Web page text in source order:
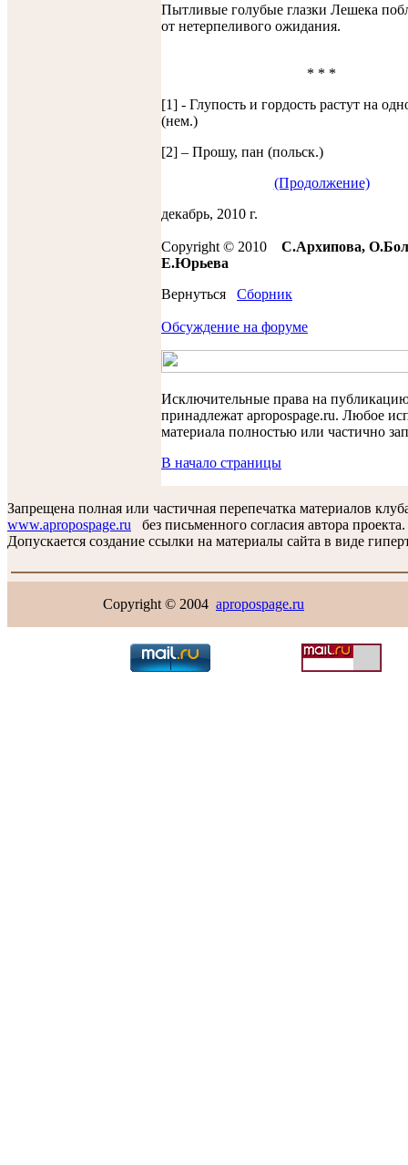
Пытливые голубые глазки Лешека
от нетерпеливого ожидания.
* * *
[1] - Глупость и гордость растут на
(нем.)
[2] – Прошу, пан (польск.)
(Продолжение)
декабрь, 2010 г.
Copyright © 2010 С.Архипова,
Е.Юрьевa
Вернуться
Сборник
Обсуждение на форуме
Исключительные права на
принадлежат apropospage.ru. Любое
материала полностью или частично
В начало страницы
Запрещена полная или частичная перепечатка материалов
www.apropospage.ru без письменного согласия автора проекта.
Допускается создание ссылки на материалы сайта в виде
Copyright © 2004 apropospage.ru